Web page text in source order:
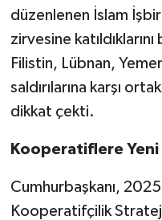
düzenlenen İslam
zirvesine
Filistin, Lübnan,
saldırılarına karşı
dikkat çekti.
Kooperatiflere
Cumhurbaşkanı,
Kooperatifçilik